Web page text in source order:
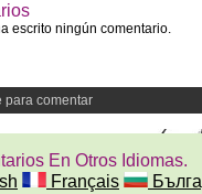
escrito ningún comentario.
para comentar
En Otros Idiomas.
Français